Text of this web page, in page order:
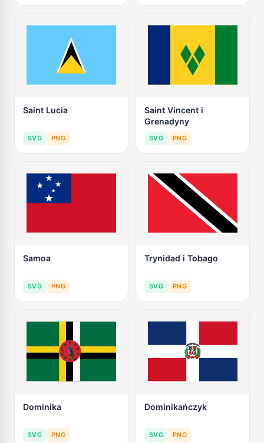
Saint Lucia
SVG PNG
Saint Vincent i
Grenadyny
SVG PNG
Samoa
SVG PNG
Trynidad i Tobago
SVG PNG
Dominika
SVG PNG
Dominikańczyk
SVG PNG